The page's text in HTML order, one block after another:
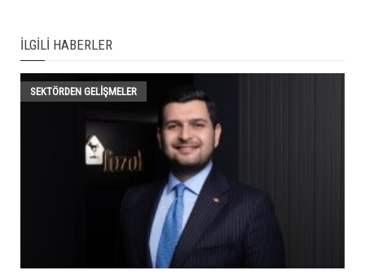
İLGILI HABERLER
SEKTÖRDEN GELIŞMELER